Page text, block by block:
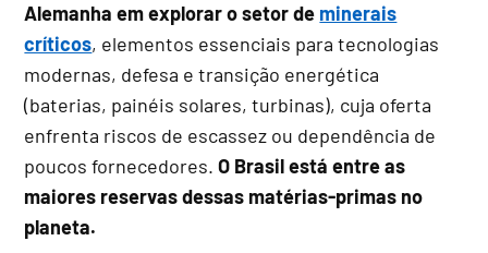
Alemanha em explorar o setor de minerais
críticos, elementos essenciais para tecnologias
modernas, defesa e transição energética
(baterias, painéis solares, turbinas), cuja oferta
enfrenta riscos de escassez ou dependência de
poucos fornecedores.O Brasil está entre as
maiores reservas dessas matérias-primas no
planeta.